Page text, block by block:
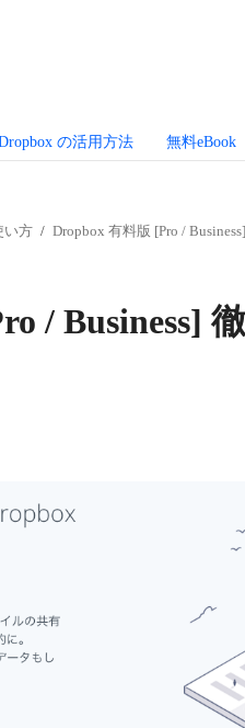
の活用方法 無料eBook
い方 Dropbox 有料版 [Pro /
/ Business]